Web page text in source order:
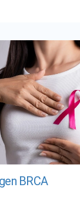
gen BRCA